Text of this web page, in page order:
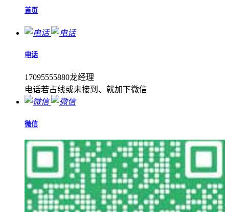
首页
电话
17095555880龙经理
电话若占线或未接到、就加下微信
微信